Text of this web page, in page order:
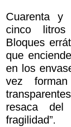
Cuarenta y
cinco litros
Bloques
que
en los
vez
resaca
fragilidad”.